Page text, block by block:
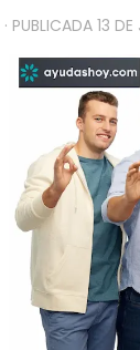
· PUBLICADA 13